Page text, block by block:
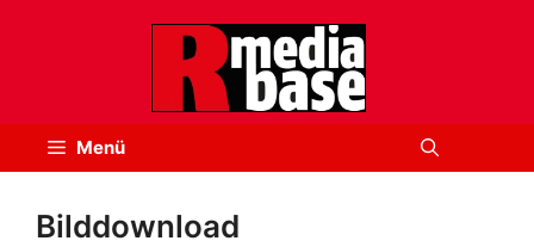
Menü
Bilddownload